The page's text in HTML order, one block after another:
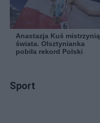
Anastazja Kuś mistrzynią
świata. Olsztynianka
pobiła rekord Polski
Sport